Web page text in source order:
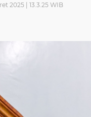
2025 | 13.3.25 WIB